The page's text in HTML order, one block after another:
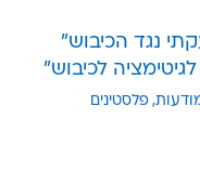
נגד הכיבוש"
לכיבוש"
פלסטינים